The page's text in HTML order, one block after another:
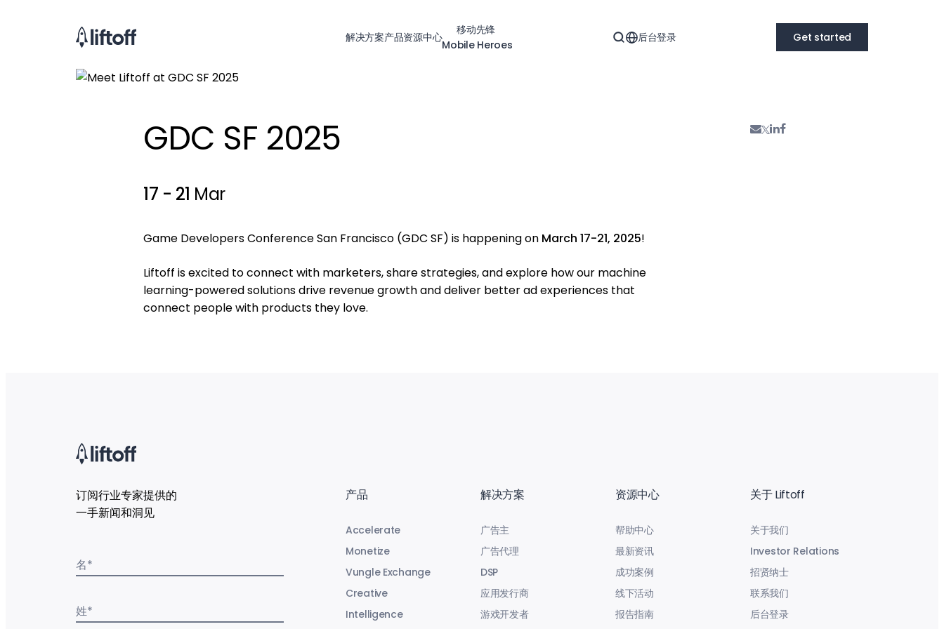
解决方案产品资源中心
移动先锋
Mobile Heroes
后台登录 Get started
GDC SF 2025
17 - 21 Mar
Game Developers Conference San Francisco (GDC SF) is happening on March 17-21, 2025!
Liftoff is excited to connect with marketers, share strategies, and explore how our machine
learning-powered solutions drive revenue growth and deliver better ad experiences that
connect people with products they love.
订阅行业专家提供的
一手新闻和洞见
名*
姓*
产品
Accelerate
Monetize
Vungle Exchange
Creative
Intelligence
解决方案
广告主
广告代理
DSP
应用发行商
游戏开发者
资源中心
帮助中心
最新资讯
成功案例
线下活动
报告指南
关于 Liftoff
关于我们
Investor Relations
招贤纳士
联系我们
后台登录